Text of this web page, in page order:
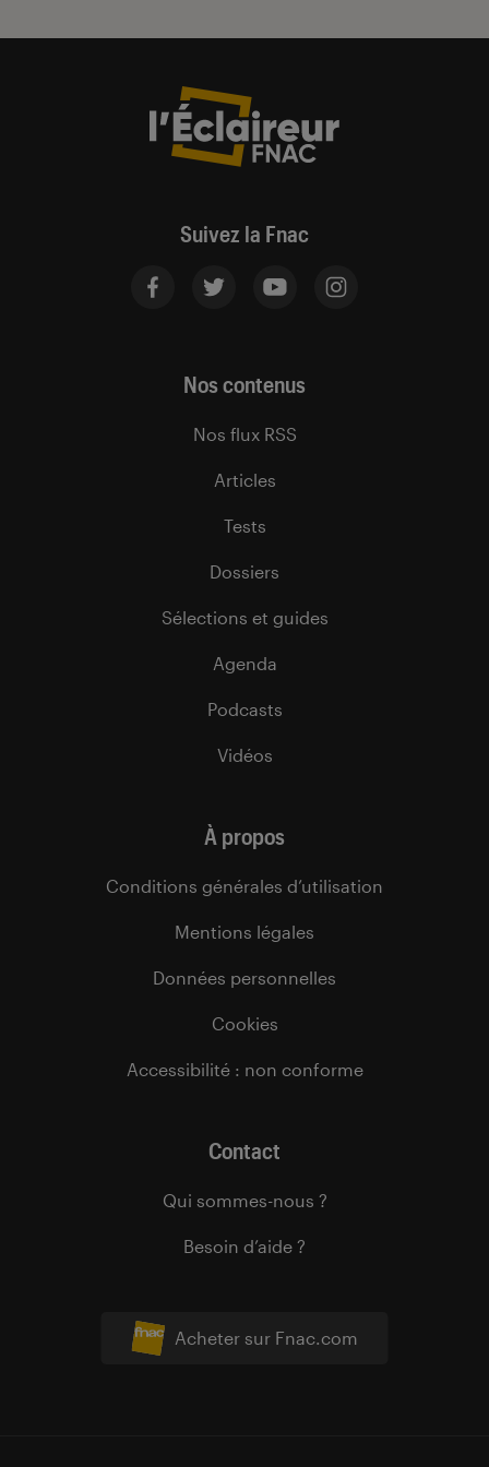
Suivez la Fnac
Acheter sur Fnac.com
Nos contenus
Nos flux RSS
Articles
Tests
Dossiers
Sélections et guides
Agenda
Podcasts
Vidéos
À propos
Conditions générales d’utilisation
Mentions légales
Données personnelles
Cookies
Accessibilité : non conforme
Contact
Qui sommes-nous ?
Besoin d’aide ?